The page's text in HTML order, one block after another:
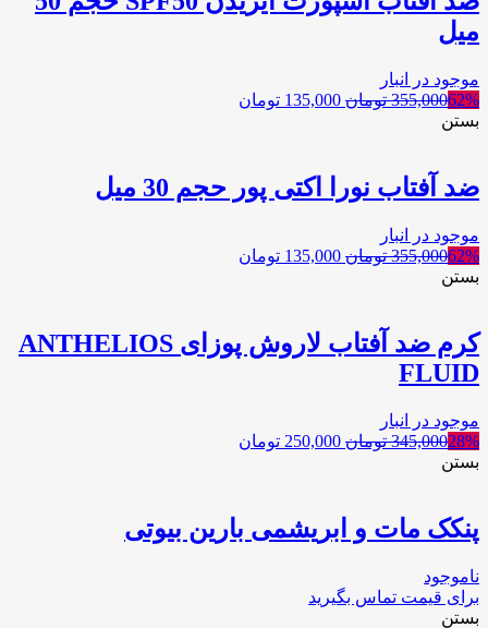
میل
موجود در انبار
62%
355,000 تومان 135,000 تومان
بستن
ضد آفتاب نورا اکتی پور حجم 30 میل
موجود در انبار
62%
355,000 تومان 135,000 تومان
بستن
کرم ضد آفتاب لاروش پوزای ANTHELIOS
FLUID
موجود در انبار
28%
345,000 تومان 250,000 تومان
بستن
پنکک مات و ابریشمی بارین بیوتی
ناموجود
برای قیمت تماس بگیرید
بستن